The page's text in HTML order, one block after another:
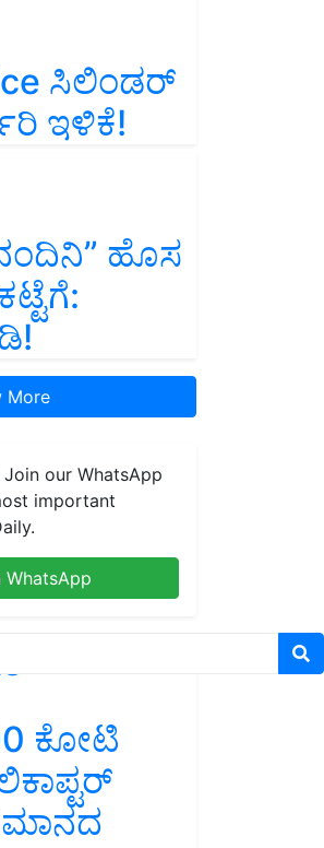
ಸಿಲಿಂಡರ್‌
ಇಳಿಕೆ!
ಹೊಸ
More
our WhatsApp
important
WhatsApp
ಕೋಟಿ